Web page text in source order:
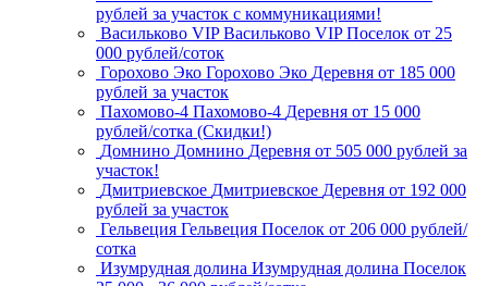
рублей за участок с коммуникациями!
Васильково VIP Васильково VIP Поселок от 25
000 рублей/соток
Горохово Эко Горохово Эко Деревня от 185 000
рублей за участок
Пахомово-4 Пахомово-4 Деревня от 15 000
рублей/сотка (Скидки!)
Домнино Домнино Деревня от 505 000 рублей за
участок!
Дмитриевское Дмитриевское Деревня от 192 000
рублей за участок
Гельвеция Гельвеция Поселок от 206 000 рублей/
сотка
Изумрудная долина Изумрудная долина Поселок